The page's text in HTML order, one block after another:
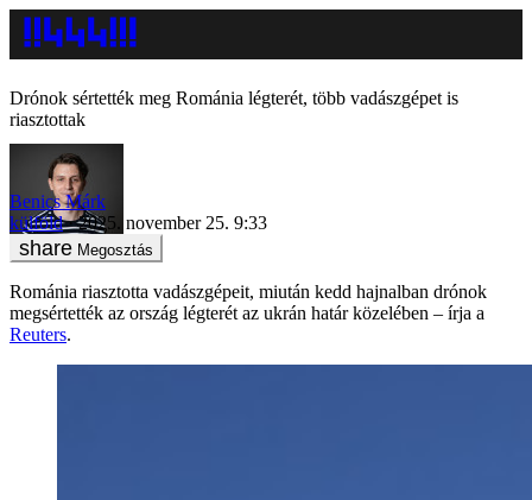
Drónok sértették meg Románia légterét, több vadászgépet is
riasztottak
Benics Márk
külföld
2025. november 25. 9:33
Megosztás
Románia riasztotta vadászgépeit, miután kedd hajnalban drónok
megsértették az ország légterét az ukrán határ közelében – írja a
Reuters.